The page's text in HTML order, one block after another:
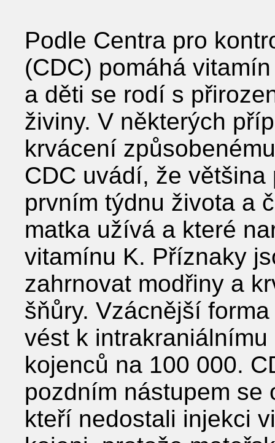
Podle Centra pro
(CDC) pomáhá
a děti se rodí s
živiny. V některých
krvácení
CDC uvádí, že
prvním týdnu života a
matka užívá a které
vitamínu K. Příznaky
zahrnovat modřiny a
šňůry. Vzácnější
vést k
kojenců na 100 000.
pozdním nástupem
kteří nedostali injekci